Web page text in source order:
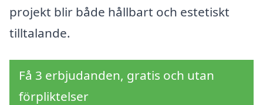
projekt blir både hållbart och estetiskt
tilltalande.
Få 3 erbjudanden, gratis och utan
förpliktelser